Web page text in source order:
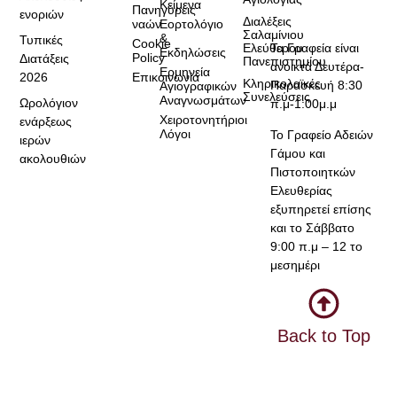
Τα Γραφεία είναι
ανοικτά Δευτέρα-
Παρασκευή 8:30
π.μ-1:00μ.μ
Το Γραφείο Αδειών
Γάμου και
Πιστοποιητκών
Ελευθερίας
εξυπηρετεί επίσης
και το Σάββατο
9:00 π.μ – 12 το
μεσημέρι
Back to Top
Πανηγύρεις
ναών
Cookie
Policy
Επικοινωνία
Κείμενα
Εορτολόγιο
&
Εκδηλώσεις
Ερμηνεία
Αγιογραφικών
Αναγνωσμάτων
Χειροτονητήριοι
Λόγοι
ενοριών
Τυπικές
Διατάξεις
2026
Ωρολόγιον
ενάρξεως
ιερών
ακολουθιών
Διαλέξεις
Σαλαμίνιου
Ελεύθερου
Πανεπιστημίου
Κληρικολαϊκές
Συνελεύσεις